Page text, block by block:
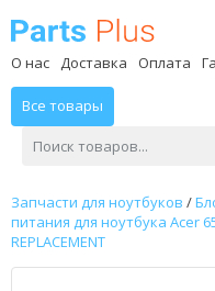
О нас Доставка Оплата
Все товары
Запчасти для ноутбуков /
питания для ноутбука Acer
REPLACEMENT